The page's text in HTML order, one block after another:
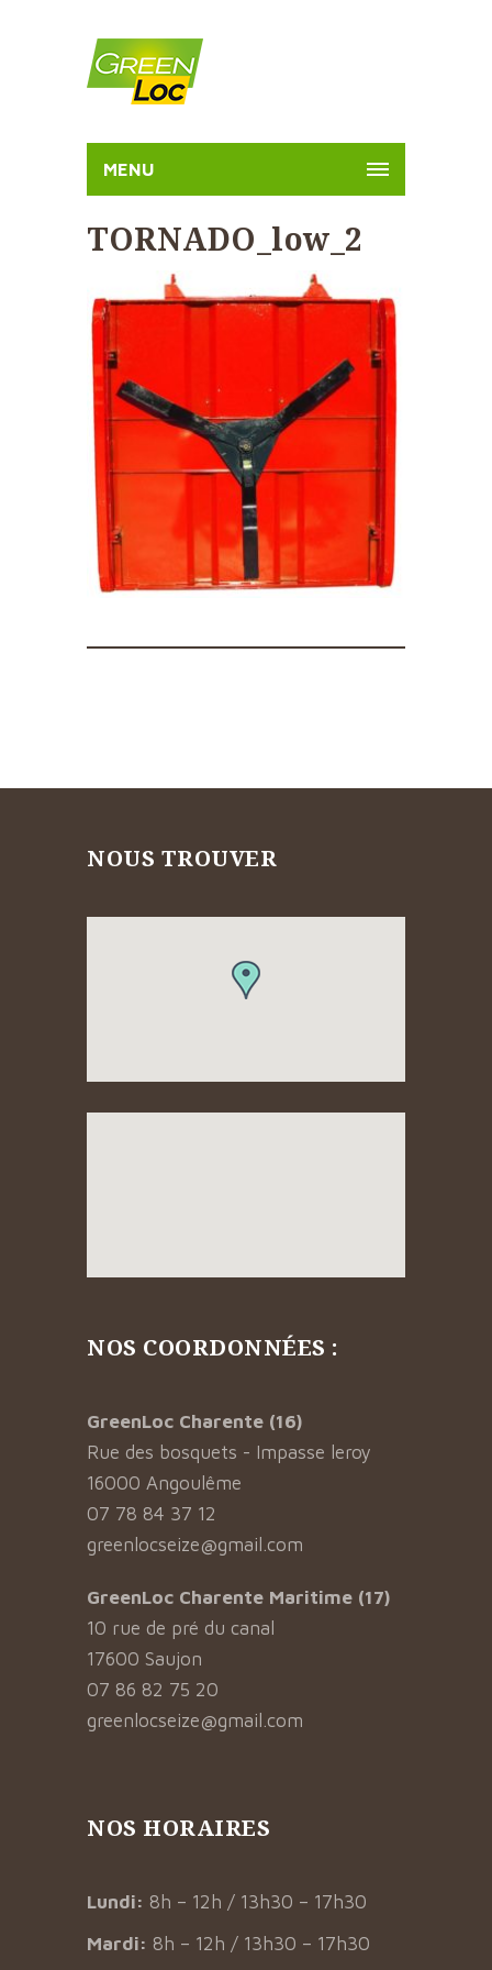
MENU
TORNADO_low_2
NOUS TROUVER
NOS COORDONNÉES :
GreenLoc Charente (16)
Rue des bosquets - Impasse leroy
16000 Angoulême
07 78 84 37 12
greenlocseize@gmail.com
GreenLoc Charente Maritime (17)
10 rue de pré du canal
17600 Saujon
07 86 82 75 20
greenlocseize@gmail.com
NOS HORAIRES
Lundi: 8h – 12h / 13h30 – 17h30
Mardi: 8h – 12h / 13h30 – 17h30